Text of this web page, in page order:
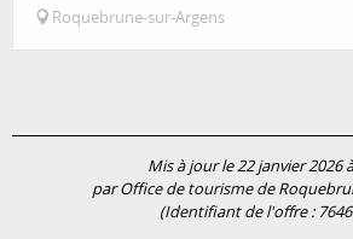
Roquebrune-sur-Argens
Mis à jour le 22 janvier 2026
par Office de tourisme de
(Identifiant de l'offre :